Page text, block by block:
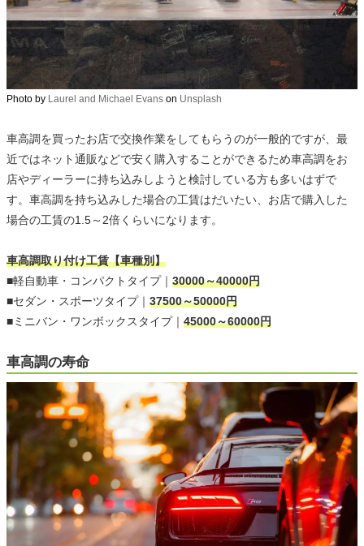
Photo by Laurel and Michael Evans on Unsplash
車高調を買ったお店で交換作業をしてもらうのが一般的ですが、最
近ではネット通販などで安く購入することができるため車高調をお
店やディーラーに持ち込みしようと検討している方も多いはずで
す。車高調を持ち込みした場合の工賃はだいたい、お店で購入した
場合の工賃の1.5～2倍くらいになります。
車高調取り付け工賃【車種別】
■軽自動車・コンパクトタイプ｜ 30000～40000円
■セダン・スポーツタイプ｜ 37500～50000円
■ミニバン・ワンボックスタイプ｜ 45000～60000円
車高調の寿命